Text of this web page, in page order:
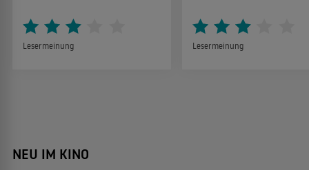
Lesermeinung Lesermeinung
NEU IM KINO